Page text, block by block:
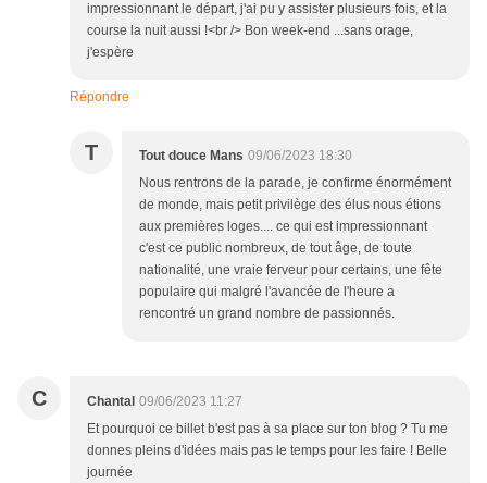
impressionnant le départ, j'ai pu y assister plusieurs fois, et la
course la nuit aussi !<br /> Bon week-end ...sans orage,
j'espère
Répondre
T Tout douce Mans 09/06/2023 18:30
Nous rentrons de la parade, je confirme énormément
de monde, mais petit privilège des élus nous étions
aux premières loges.... ce qui est impressionnant
c'est ce public nombreux, de tout âge, de toute
nationalité, une vraie ferveur pour certains, une fête
populaire qui malgré l'avancée de l'heure a
rencontré un grand nombre de passionnés.
C Chantal 09/06/2023 11:27
Et pourquoi ce billet b'est pas à sa place sur ton blog ? Tu me
donnes pleins d'idées mais pas le temps pour les faire ! Belle
journée